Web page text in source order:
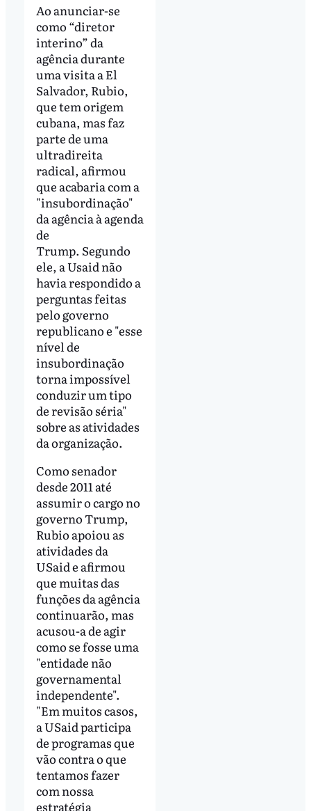
Ao anunciar-se
como “diretor
interino” da
agência durante
uma visita a El
Salvador, Rubio,
que tem origem
cubana, mas faz
parte de uma
ultradireita
radical, afirmou
que acabaria com a
"insubordinação"
da agência à agenda
de
Trump. Segundo
ele, a Usaid não
havia respondido a
perguntas feitas
pelo governo
republicano e "esse
nível de
insubordinação
torna impossível
conduzir um tipo
de revisão séria"
sobre as atividades
da organização.
Como senador
desde 2011 até
assumir o cargo no
governo Trump,
Rubio apoiou as
atividades da
USaid e afirmou
que muitas das
funções da agência
continuarão, mas
acusou-a de agir
como se fosse uma
"entidade não
governamental
independente".
"Em muitos casos,
a USaid participa
de programas que
vão contra o que
tentamos fazer
com nossa
estratégia